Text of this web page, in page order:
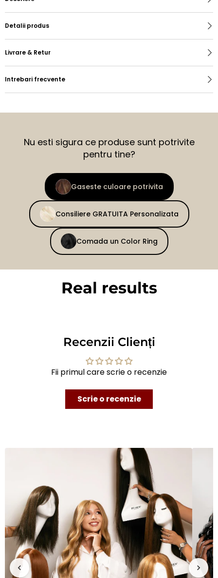
Detalii produs
Livrare & Retur
Intrebari frecvente
Nu esti sigura ce produse sunt potrivite
pentru tine?
Gaseste culoare potrivita
Consiliere GRATUITA Personalizata
Comada un Color Ring
Real results
Recenzii Clienți
Fii primul care scrie o recenzie
Scrie o recenzie